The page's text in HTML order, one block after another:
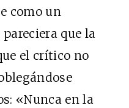
como un
que la
el crítico no
«Nunca en la